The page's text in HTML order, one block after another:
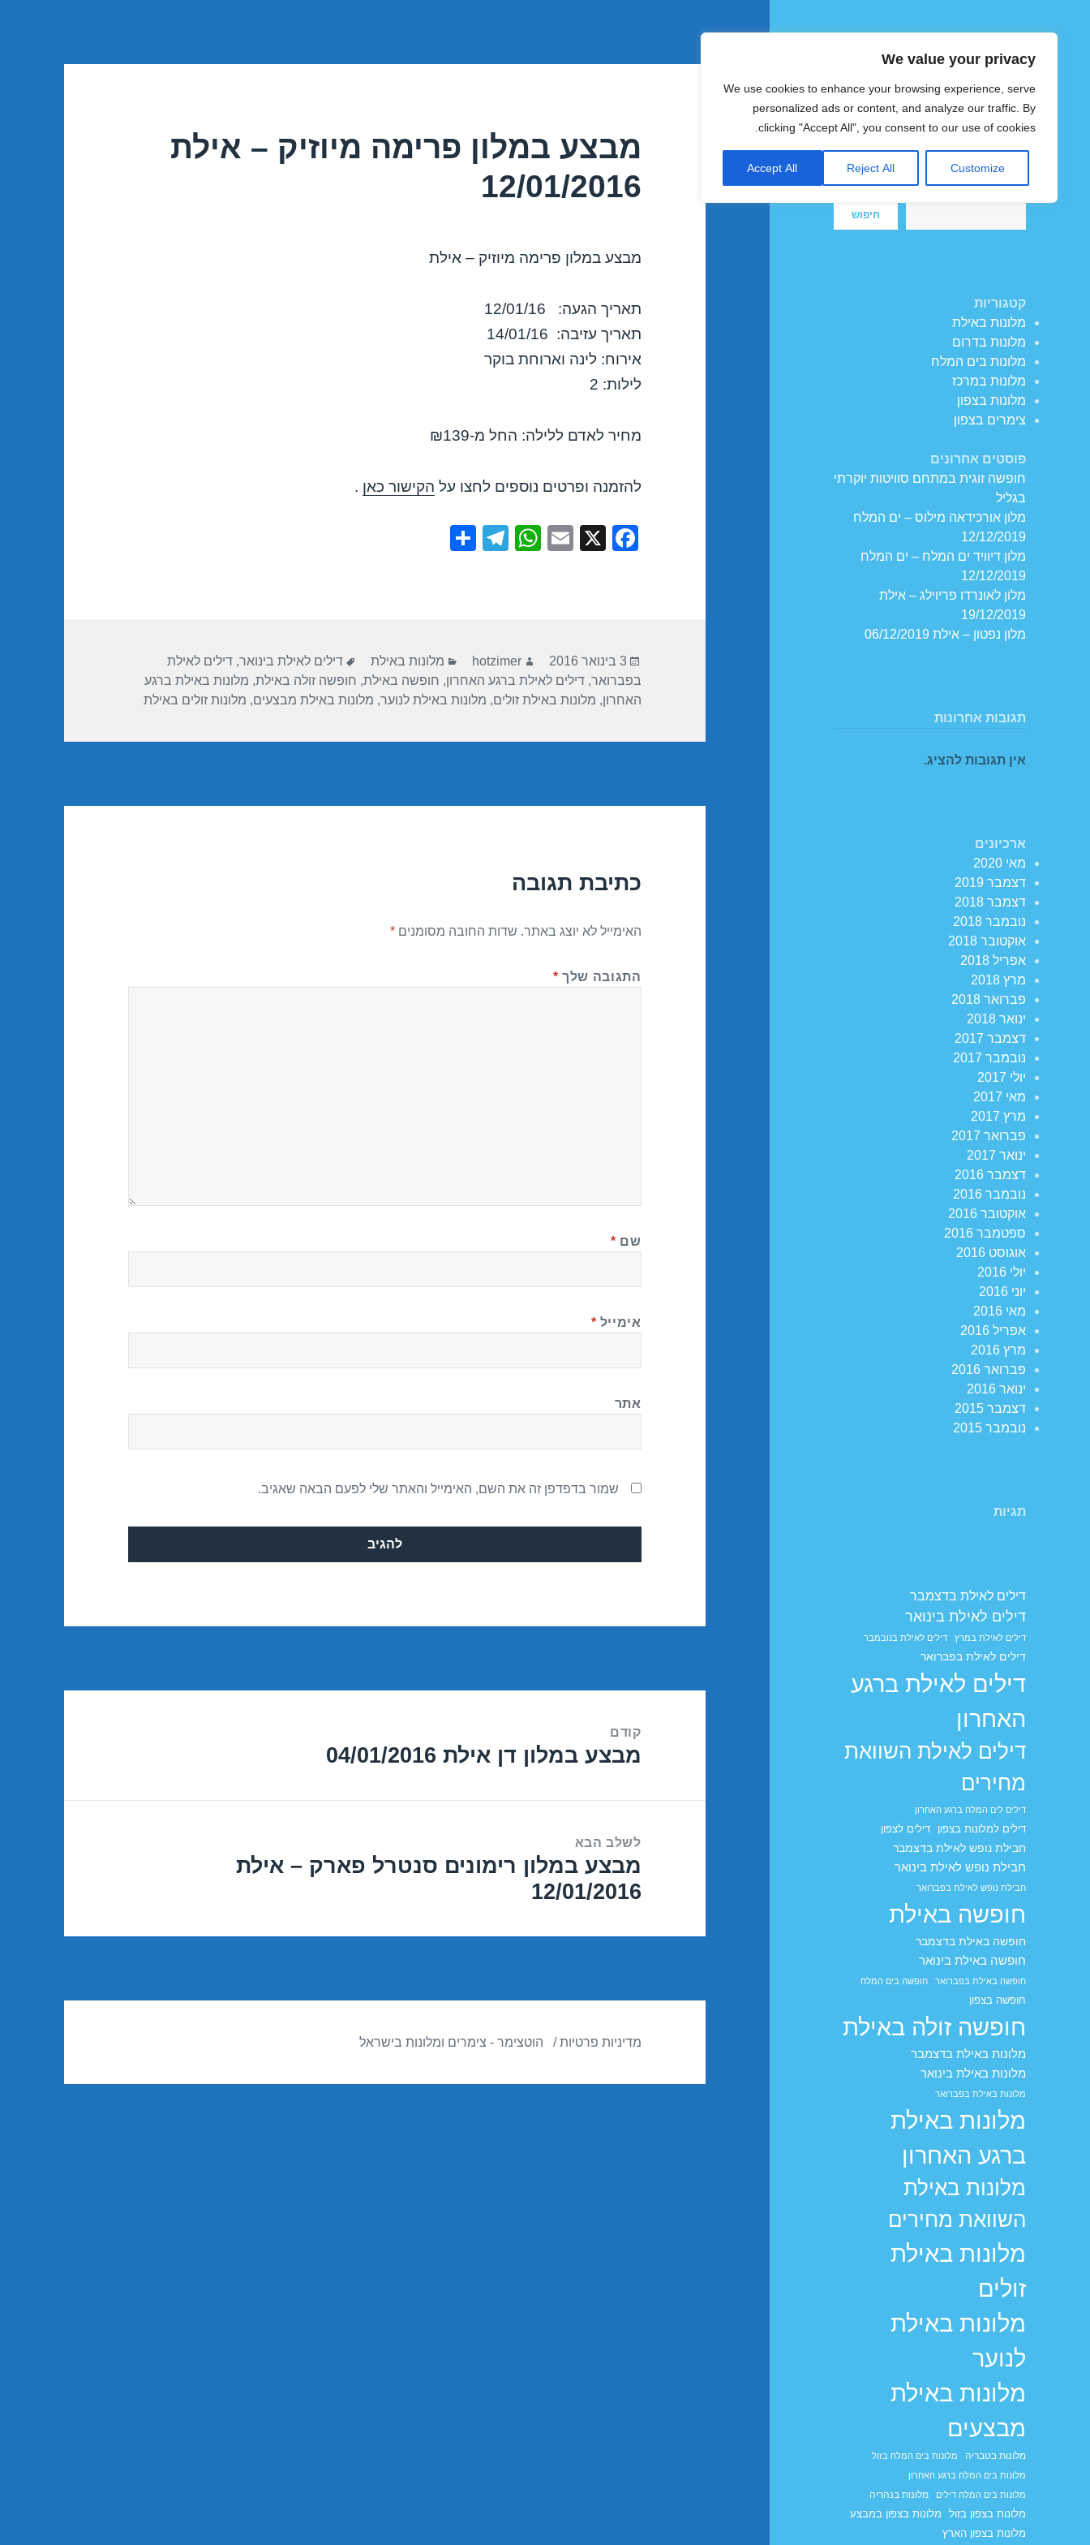
We value your privacy
We use cookies to enhance your browsing experience, serve
personalized ads or content, and analyze our traffic. By
clicking "Accept All", you consent to our use of cookies.
Customize
Reject All
Accept All
צימרים ומלונות זולים בישראל
חיפוש
חיפוש
קטגוריות
מלונות באילת
מלונות בדרום
מלונות בים המלח
מלונות במרכז
מלונות בצפון
צימרים בצפון
פוסטים אחרונים
חופשה זוגית במתחם סוויטות יוקרתי
בגליל
מלון אורכידאה מילוס – ים המלח
12/12/2019
מלון דיוויד ים המלח – ים המלח
12/12/2019
מלון לאונרדו פריוילג – אילת
19/12/2019
מלון נפטון – אילת 06/12/2019
תגובות אחרונות
אין תגובות להציג.
ארכיונים
מאי 2020
דצמבר 2019
דצמבר 2018
נובמבר 2018
אוקטובר 2018
אפריל 2018
מרץ 2018
פברואר 2018
ינואר 2018
דצמבר 2017
נובמבר 2017
יולי 2017
מאי 2017
מרץ 2017
פברואר 2017
ינואר 2017
דצמבר 2016
נובמבר 2016
אוקטובר 2016
ספטמבר 2016
אוגוסט 2016
יולי 2016
יוני 2016
מאי 2016
אפריל 2016
מרץ 2016
פברואר 2016
ינואר 2016
דצמבר 2015
נובמבר 2015
תגיות
דילים לאילת בדצמבר
דילים לאילת בינואר
דילים לאילת במרץ דילים לאילת בנובמבר
דילים לאילת בפברואר
דילים לאילת ברגע
האחרון
דילים לאילת השוואת
מחירים
דילים לים המלח ברגע האחרון
דילים למלונות בצפון דילים לצפון
חבילת נופש לאילת בדצמבר
חבילת נופש לאילת בינואר
חבילת נופש לאילת בפברואר
חופשה באילת
חופשה באילת בדצמבר
חופשה באילת בינואר
חופשה באילת בפברואר חופשה בים המלח
חופשה בצפון
חופשה זולה באילת
מלונות באילת בדצמבר
מלונות באילת בינואר
מלונות באילת בפברואר
מלונות באילת
ברגע האחרון
מלונות באילת
השוואת מחירים
מלונות באילת
זולים
מלונות באילת
לנוער
מלונות באילת
מבצעים
מלונות בטבריה
מלונות בים המלח בזול
מלונות בים המלח ברגע האחרון
מלונות בים המלח דילים
מלונות בנהריה
מלונות בצפון בזול
מלונות בצפון במבצע
מלונות בצפון הארץ
מבצע במלון פרימה מיוזיק – אילת
12/01/2016
מבצע במלון פרימה מיוזיק – אילת
תאריך הגעה: 12/01/16
תאריך עזיבה: 14/01/16
אירוח: לינה וארוחת בוקר
לילות: 2
מחיר לאדם ללילה: החל מ-₪139
להזמנה ופרטים נוספים לחצו על הקישור כאן .
F
o
o
X
E
W
p
p
T
m
פורסם
בתאריך
3 בינואר 2016 מחבר
hotzimer קטגוריות
מלונות באילת תגיות
דילים לאילת בינואר,דילים לאילת
בפברואר,דילים לאילת ברגע האחרון, חופשה באילת, חופשה זולה באילת, מלונות באילת ברגע
האחרון, מלונות באילת זולים, מלונות באילת לנוער, מלונות באילת מבצעים, מלונות זולים באילת
כתיבת תגובה
האימייל לא יוצג באתר. שדות החובה מסומנים*
התגובה שלך *
שם *
אימייל *
אתר
שמור בדפדפן זה את השם, האימייל והאתר שלי לפעם הבאה שאגיב.
קודם
הפוסט
מבצע במלון דן אילת 04/01/2016
לשלב הבא
הפוסט
הבא:
מבצע במלון רימונים סנטרל פארק – אילת
12/01/2016
מדיניות פרטיות הוטצימר - צימרים ומלונות בישראל